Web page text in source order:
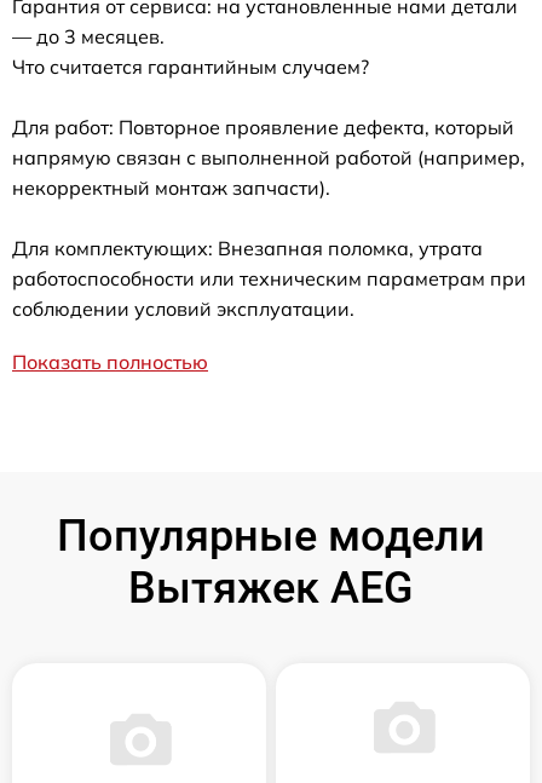
Гарантия от сервиса: на установленные нами детали
— до 3 месяцев.
Что считается гарантийным случаем?
Для работ: Повторное проявление дефекта, который
напрямую связан с выполненной работой (например,
некорректный монтаж запчасти).
Для комплектующих: Внезапная поломка, утрата
работоспособности или техническим параметрам при
соблюдении условий эксплуатации.
Показать полностью
Популярные модели
Вытяжек AEG